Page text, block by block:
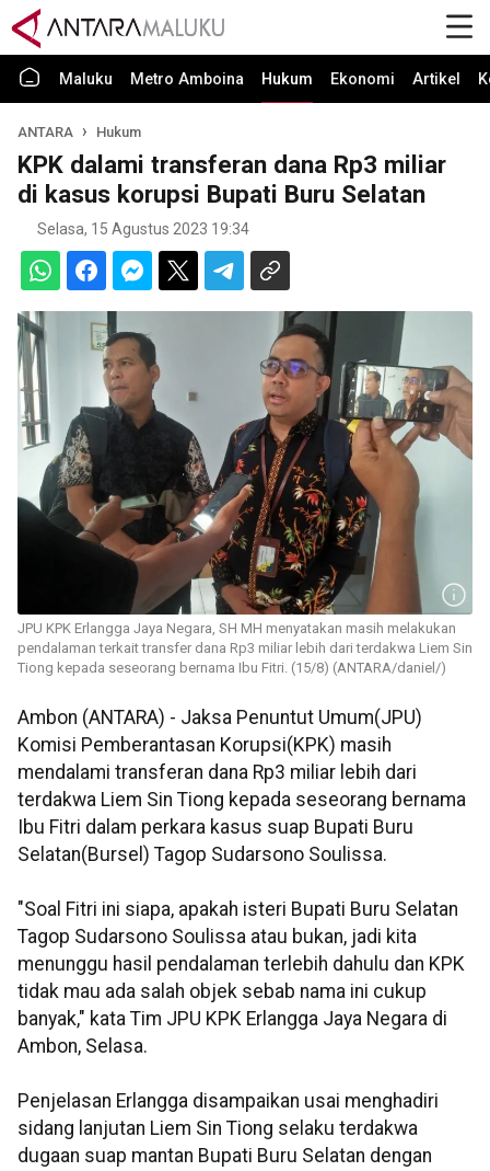
Maluku Metro Amboina Hukum Ekonomi Artikel
ANTARA Hukum
KPK dalami transferan dana Rp3 miliar
di kasus korupsi Bupati Buru Selatan
Selasa, 15 Agustus 2023 19:34
JPU KPK Erlangga Jaya Negara, SH MH menyatakan masih melakukan
pendalaman terkait transfer dana Rp3 miliar lebih dari terdakwa Liem Sin
Tiong kepada seseorang bernama Ibu Fitri. (15/8) (ANTARA/daniel/)
Ambon (ANTARA) - Jaksa Penuntut Umum(JPU)
Komisi Pemberantasan Korupsi(KPK) masih
mendalami transferan dana Rp3 miliar lebih dari
terdakwa Liem Sin Tiong kepada seseorang bernama
Ibu Fitri dalam perkara kasus suap Bupati Buru
Selatan(Bursel) Tagop Sudarsono Soulissa.
"Soal Fitri ini siapa, apakah isteri Bupati Buru Selatan
Tagop Sudarsono Soulissa atau bukan, jadi kita
menunggu hasil pendalaman terlebih dahulu dan KPK
tidak mau ada salah objek sebab nama ini cukup
banyak," kata Tim JPU KPK Erlangga Jaya Negara di
Ambon, Selasa.
Penjelasan Erlangga disampaikan usai menghadiri
sidang lanjutan Liem Sin Tiong selaku terdakwa
dugaan suap mantan Bupati Buru Selatan dengan